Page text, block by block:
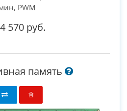
PWM
4 570 руб.
память